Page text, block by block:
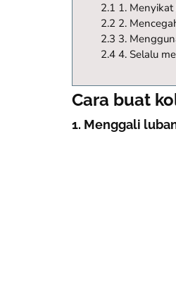
2.1 1.
2.2 2.
2.3 3.
2.4 4. Selalu
Cara buat
1. Menggali